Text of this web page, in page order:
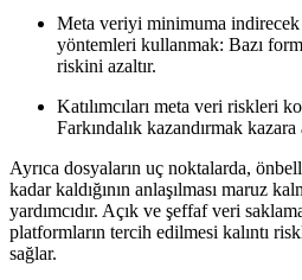
Meta veriyi minimuma indirecek
yöntemleri kullanmak: Bazı
riskini azaltır.
Katılımcıları meta veri riskleri
Farkındalık kazandırmak kazara
Ayrıca dosyaların uç noktalarda,
kadar kaldığının anlaşılması maruz
yardımcıdır. Açık ve şeffaf veri
platformların tercih edilmesi kalıntı
sağlar.